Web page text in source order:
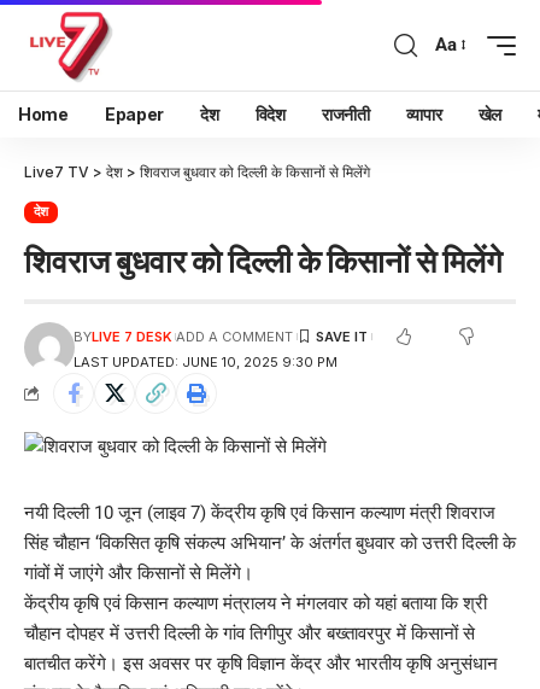
Aa
Home Epaper देश विदेश राजनीती व्यापार खेल
Live7 TV > देश > शिवराज बुधवार को दिल्ली के किसानों से मिलेंगे
देश
शिवराज बुधवार को दिल्ली के किसानों से मिलेंगे
LAST UPDATED: JUNE 10, 2025 9:30 PM
BYLIVE 7 DESK ADD A COMMENT
नयी दिल्ली 10 जून (लाइव 7) केंद्रीय कृषि एवं किसान कल्याण मंत्री शिवराज
सिंह चौहान ‘विकसित कृषि संकल्प अभियान’ के अंतर्गत बुधवार को उत्तरी दिल्ली के
गांवों में जाएंगे और किसानों से मिलेंगे।
केंद्रीय कृषि एवं किसान कल्याण मंत्रालय ने मंगलवार को यहां बताया कि श्री
चौहान दोपहर में उत्तरी दिल्ली के गांव तिगीपुर और बख्तावरपुर में किसानों से
बातचीत करेंगे। इस अवसर पर कृषि विज्ञान केंद्र और भारतीय कृषि अनुसंधान